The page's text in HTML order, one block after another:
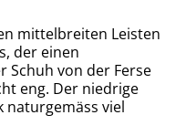
mittelbreiten Leisten
der einen
Schuh von der Ferse
eng. Der niedrige
naturgemäss viel